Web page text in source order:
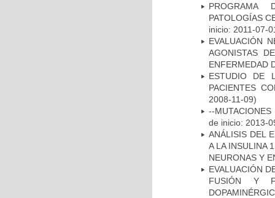
PROGRAMA
PATOLOGÍAS
inicio: 2011-07-
EVALUACIÓN
AGONISTAS
ENFERMEDAD
ESTUDIO DE
PACIENTES
2008-11-09)
--
de inicio: 2013-
ANÁLISIS DEL
A LA INSULINA
NEURONAS Y
EVALUACIÓN
FUSIÓN Y